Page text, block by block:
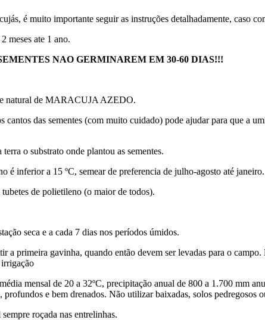
é muito importante seguir as instruções detalhadamente, caso
meses ate 1 ano.
NAO GERMINAREM EM 30-60 DIAS!!!
e natural de MARACUJA AZEDO.
das sementes (com muito cuidado) pode ajudar para que a
o substrato onde plantou as sementes.
é inferior a 15 ºC, semear de preferencia de julho-agosto até janeiro.
de polietileno (o maior de todos).
seca e a cada 7 dias nos períodos úmidos.
a primeira gavinha, quando então devem ser levadas para o
irrigação
mensal de 20 a 32ºC, precipitação anual de 800 a 1.700 mm
e bem drenados. Não utilizar baixadas, solos pedregosos
roçada nas entrelinhas.